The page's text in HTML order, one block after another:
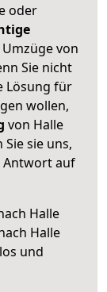
oder
von
Sie nicht
Lösung für
wollen,
von Halle
Sie sie uns,
Antwort auf
Halle
Halle
und